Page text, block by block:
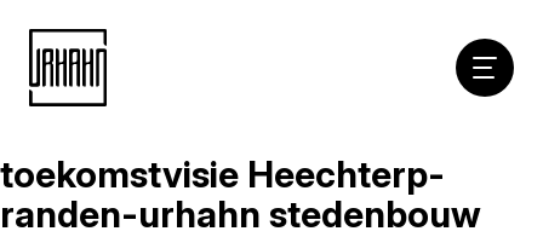
Naar
toekomstvisie Heechterp-
randen-urhahn stedenbouw